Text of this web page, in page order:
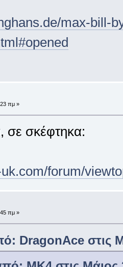
max-bill-
πμ »
σε σκέφτηκα:
forum/
πμ »
DragonAce στις